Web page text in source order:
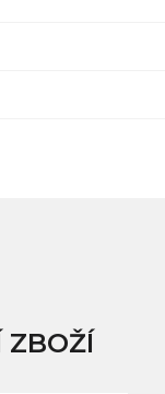
ZBOŽÍ